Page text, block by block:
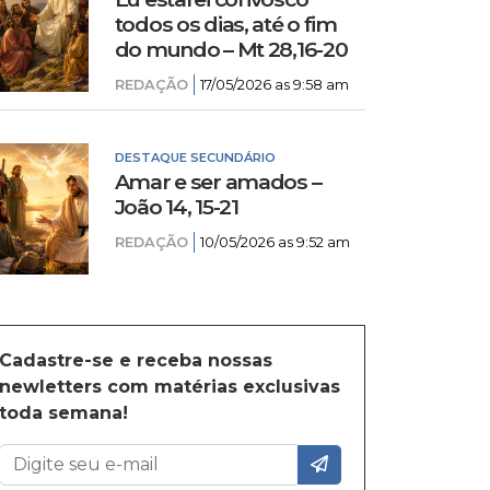
todos os dias, até o fim
do mundo – Mt 28,16-20
REDAÇÃO 17/05/2026 as 9:58 am
DESTAQUE SECUNDÁRIO
Amar e ser amados –
João 14, 15-21
REDAÇÃO 10/05/2026 as 9:52 am
Cadastre-se e receba nossas
newletters com matérias exclusivas
toda semana!